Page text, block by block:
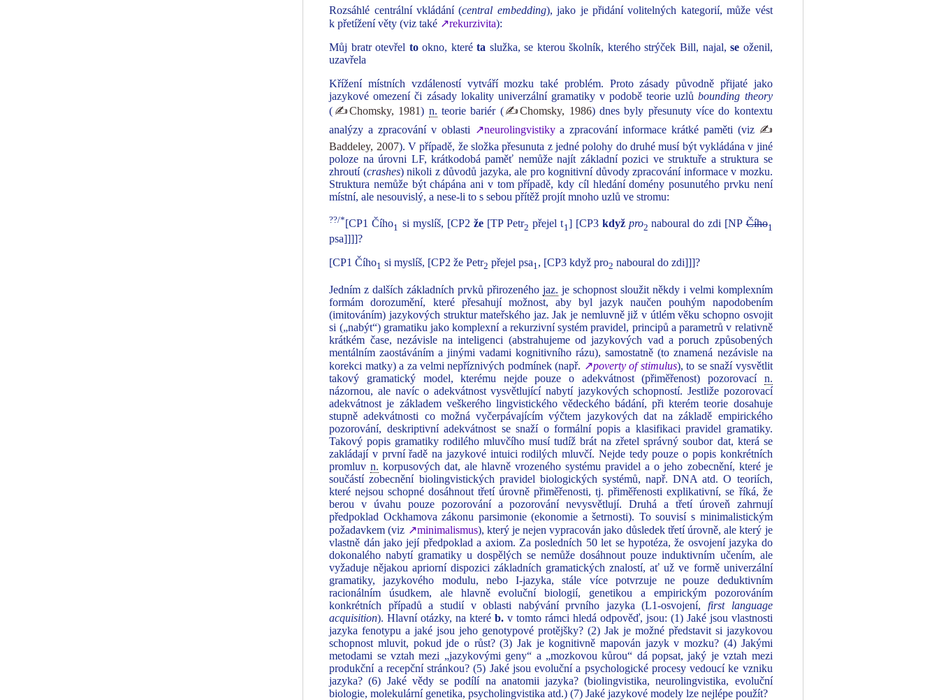
Rozsáhlé centrální vkládání (central embedding), jako je přidání volitelných kategorií, může vést
k přetížení věty (viz také ↗rekurzivita):
Můj bratr otevřel tookno, kteréta služka, se kterou školník, kterého strýček Bill, najal,se oženil,
uzavřela
Křížení místních vzdáleností vytváří mozku také problém. Proto zásady původně přijaté jako
jazykové omezení či zásady lokality univerzální gramatiky v podobě teorie uzlůbounding theory
( ✍Chomsky, 1981) n. teorie bariér (✍Chomsky, 1986) dnes byly přesunuty více do kontextu
analýzy a zpracování v oblasti ↗neurolingvistikya zpracování informace krátké paměti (viz ✍
Baddeley, 2007). V případě, že složka přesunuta z jedné polohy do druhé musí být vykládána v jiné
poloze na úrovni LF, krátkodobá paměť nemůže najít základní pozici ve struktuře a struktura se
zhroutí (crashes) nikoli z důvodů jazyka, ale pro kognitivní důvody zpracování informace v mozku.
Struktura nemůže být chápána ani v tom případě, kdy cíl hledání domény posunutého prvku není
místní, ale nesouvislý, a nese-li to s sebou přítěž projít mnoho uzlů ve stromu:
??/*[CP1 Čího1 si myslíš, [CP2 že[TP Petr2 přejel t1 ] [CP3 když pro2naboural do zdi [NPČího1
psa]]]]?
[CP1 Čího1 si myslíš, [CP2 že Petr2 přejel psa1, [CP3 když pro2 naboural do zdi]]]?
Jedním z dalších základních prvků přirozeného jaz. je schopnost sloužit někdy i velmi komplexním
formám dorozumění, které přesahují možnost, aby byl jazyk naučen pouhým napodobením
(imitováním) jazykových struktur mateřského jaz. Jak je nemluvně již v útlém věku schopno osvojit
si („nabýt“) gramatiku jako komplexní a rekurzivní systém pravidel, principů a parametrů v relativně
krátkém čase, nezávisle na inteligenci (abstrahujeme od jazykových vad a poruch způsobených
mentálním zaostáváním a jinými vadami kognitivního rázu), samostatně (to znamená nezávisle na
korekci matky) a za velmi nepříznivých podmínek (např. ↗poverty of stimulus), to se snaží vysvětlit
takový gramatický model, kterému nejde pouze o adekvátnost (přiměřenost) pozorovací n.
názornou, ale navíc o adekvátnost vysvětlující nabytí jazykových schopností. Jestliže pozorovací
adekvátnost je základem veškerého lingvistického vědeckého bádání, při kterém teorie dosahuje
stupně adekvátnosti co možná vyčerpávajícím výčtem jazykových dat na základě empirického
pozorování, deskriptivní adekvátnost se snaží o formální popis a klasifikaci pravidel gramatiky.
Takový popis gramatiky rodilého mluvčího musí tudíž brát na zřetel správný soubor dat, která se
zakládají v první řadě na jazykové intuici rodilých mluvčí. Nejde tedy pouze o popis konkrétních
promluvn. korpusových dat, ale hlavně vrozeného systému pravidel a o jeho zobecnění, které je
součástí zobecnění biolingvistických pravidel biologických systémů, např. DNA atd. O teoriích,
které nejsou schopné dosáhnout třetí úrovně přiměřenosti, tj. přiměřenosti explikativní, se říká, že
berou v úvahu pouze pozorování a pozorování nevysvětlují. Druhá a třetí úroveň zahrnují
předpoklad Ockhamova zákonu parsimonie (ekonomie a šetrnosti). To souvisí s minimalistickým
požadavkem (viz ↗minimalismus), který je nejen vypracován jako důsledek třetí úrovně, ale který je
vlastně dán jako její předpoklad a axiom. Za posledních 50 let se hypotéza, že osvojení jazyka do
dokonalého nabytí gramatiky u dospělých se nemůže dosáhnout pouze induktivním učením, ale
vyžaduje nějakou apriorní dispozici základních gramatických znalostí, ať už ve formě univerzální
gramatiky, jazykového modulu, nebo I-jazyka, stále více potvrzuje ne pouze deduktivním
racionálním úsudkem, ale hlavně evoluční biologií, genetikou a empirickým pozorováním
konkrétních případů a studií v oblasti nabývání prvního jazyka (L1-osvojení, first language
acquisition). Hlavní otázky, na kteréb. v tomto rámci hledá odpověď, jsou: (1) Jaké jsou vlastnosti
jazyka fenotypu a jaké jsou jeho genotypové protějšky? (2) Jak je možné představit si jazykovou
schopnost mluvit, pokud jde o růst? (3) Jak je kognitivně mapován jazyk v mozku? (4) Jakými
metodami se vztah mezi „jazykovými geny“ a „mozkovou kůrou“ dá popsat, jaký je vztah mezi
produkční a recepční stránkou? (5) Jaké jsou evoluční a psychologické procesy vedoucí ke vzniku
jazyka? (6) Jaké vědy se podílí na anatomii jazyka? (biolingvistika, neurolingvistika, evoluční
biologie, molekulární genetika, psycholingvistika atd.) (7) Jaké jazykové modely lze nejlépe použít?